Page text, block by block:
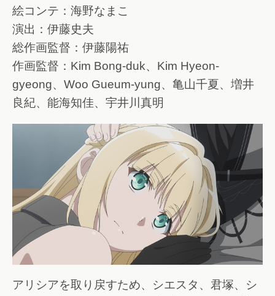
絵コンテ：海野なまこ
演出：伊藤史夫
総作画監督：伊藤陽祐
作画監督：Kim Bong-duk、Kim Hyeon-
gyeong、Woo Gueum-yung、亀山千夏、増井
良紀、能海知佳、宇井川真明
アリシアを取り戻すため、シエスタ、君塚、シ